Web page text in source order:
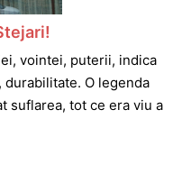
vointei, puterii, indica
O legenda
suflarea, tot ce era viu a